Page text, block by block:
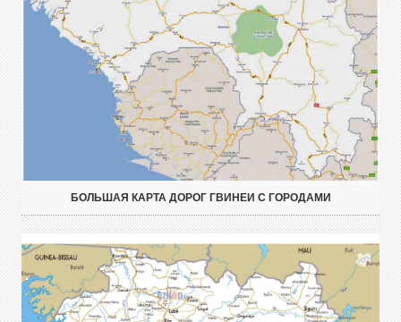
БОЛЬШАЯ КАРТА ДОРОГ ГВИНЕИ С ГОРОДАМИ